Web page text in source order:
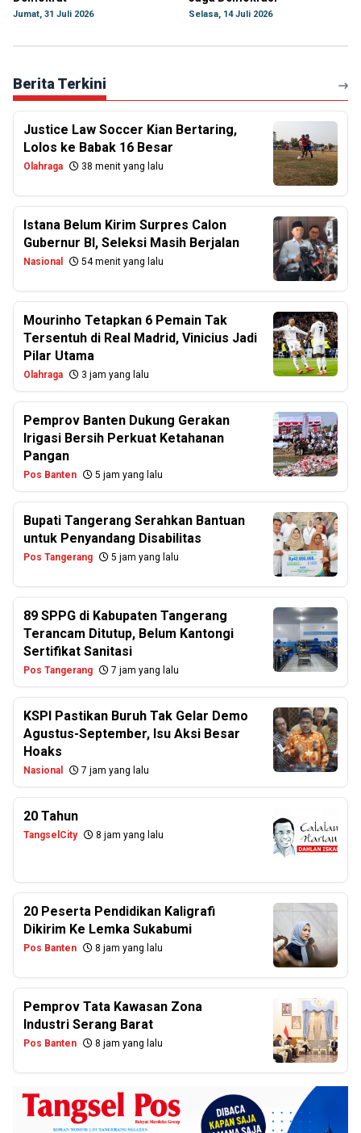
Jumat, 31 Juli 2026 Selasa, 14 Juli 2026
Berita Terkini
Justice Law Soccer Kian Bertaring,
Lolos ke Babak 16 Besar
Olahraga 38 menit yang lalu
Istana Belum Kirim Surpres Calon
Gubernur BI, Seleksi Masih Berjalan
Nasional 54 menit yang lalu
Mourinho Tetapkan 6 Pemain Tak
Tersentuh di Real Madrid, Vinicius Jadi
Pilar Utama
Olahraga 3 jam yang lalu
Pemprov Banten Dukung Gerakan
Irigasi Bersih Perkuat Ketahanan
Pangan
Pos Banten 5 jam yang lalu
Bupati Tangerang Serahkan Bantuan
untuk Penyandang Disabilitas
Pos Tangerang 5 jam yang lalu
89 SPPG di Kabupaten Tangerang
Terancam Ditutup, Belum Kantongi
Sertifikat Sanitasi
Pos Tangerang 7 jam yang lalu
KSPI Pastikan Buruh Tak Gelar Demo
Agustus-September, Isu Aksi Besar
Hoaks
Nasional 7 jam yang lalu
20 Tahun
TangselCity 8 jam yang lalu
20 Peserta Pendidikan Kaligrafi
Dikirim Ke Lemka Sukabumi
Pos Banten 8 jam yang lalu
Pemprov Tata Kawasan Zona
Industri Serang Barat
Pos Banten 8 jam yang lalu